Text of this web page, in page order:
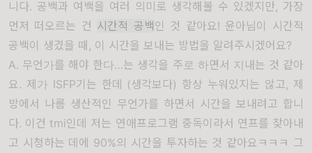
니다. 공백과 여백을 여러 의미로 생각해볼 수 있겠지만, 가장
먼저 떠오르는 건 시간적 공백 인 것 같아요! 윤아님이 시간적
공백이 생겼을 때, 이 시간을 보내는 방법을 알려주시겠어요?
A. 무언가를 해야 한다…는 생각을 주로 하면서 지내는 것 같아
요. 제가 ISFP기는 한데 (생각보다) 항상 누워있지는 않고, 제
방에서 나름 생산적인 무언가를 하면서 시간을 보내려고 합니
다. 이건 tmi인데 저는 연애프로그램 중독이라서 연프를 찾아내
고 시청하는 데에 90%의 시간을 투자하는 것 같아요ㅋㅋㅋ 그